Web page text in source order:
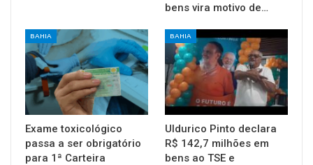
bens vira motivo de…
BAHIA
Exame toxicológico
passa a ser obrigatório
para 1ª Carteira
BAHIA
Uldurico Pinto declara
R$ 142,7 milhões em
bens ao TSE e